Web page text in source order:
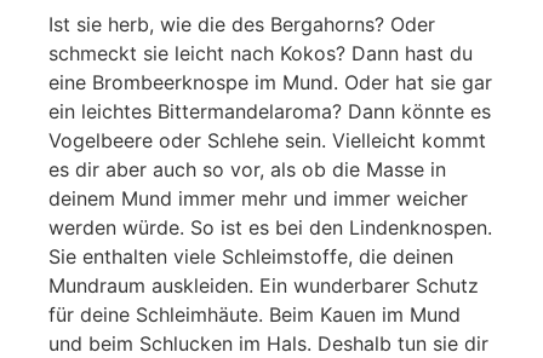
Ist sie herb, wie die des Bergahorns? Oder
schmeckt sie leicht nach Kokos? Dann hast du
eine Brombeerknospe im Mund. Oder hat sie gar
ein leichtes Bittermandelaroma? Dann könnte es
Vogelbeere oder Schlehe sein. Vielleicht kommt
es dir aber auch so vor, als ob die Masse in
deinem Mund immer mehr und immer weicher
werden würde. So ist es bei den Lindenknospen.
Sie enthalten viele Schleimstoffe, die deinen
Mundraum auskleiden. Ein wunderbarer Schutz
für deine Schleimhäute. Beim Kauen im Mund
und beim Schlucken im Hals. Deshalb tun sie dir